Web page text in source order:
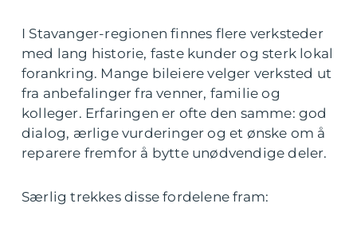
I Stavanger-regionen finnes flere verksteder
med lang historie, faste kunder og sterk lokal
forankring. Mange bileiere velger verksted ut
fra anbefalinger fra venner, familie og
kolleger. Erfaringen er ofte den samme: god
dialog, ærlige vurderinger og et ønske om å
reparere fremfor å bytte unødvendige deler.
Særlig trekkes disse fordelene fram: